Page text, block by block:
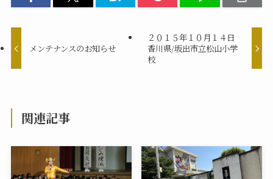
メンテナンスのお知らせ
２０１５年１０月１４日
香川県/坂出市立松山小学
校
関連記事